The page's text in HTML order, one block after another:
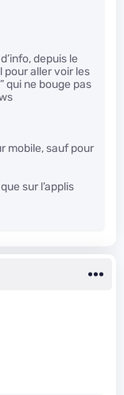
depuis le
pour aller voir les
qui ne bouge pas
mobile, sauf pour
sur l’applis